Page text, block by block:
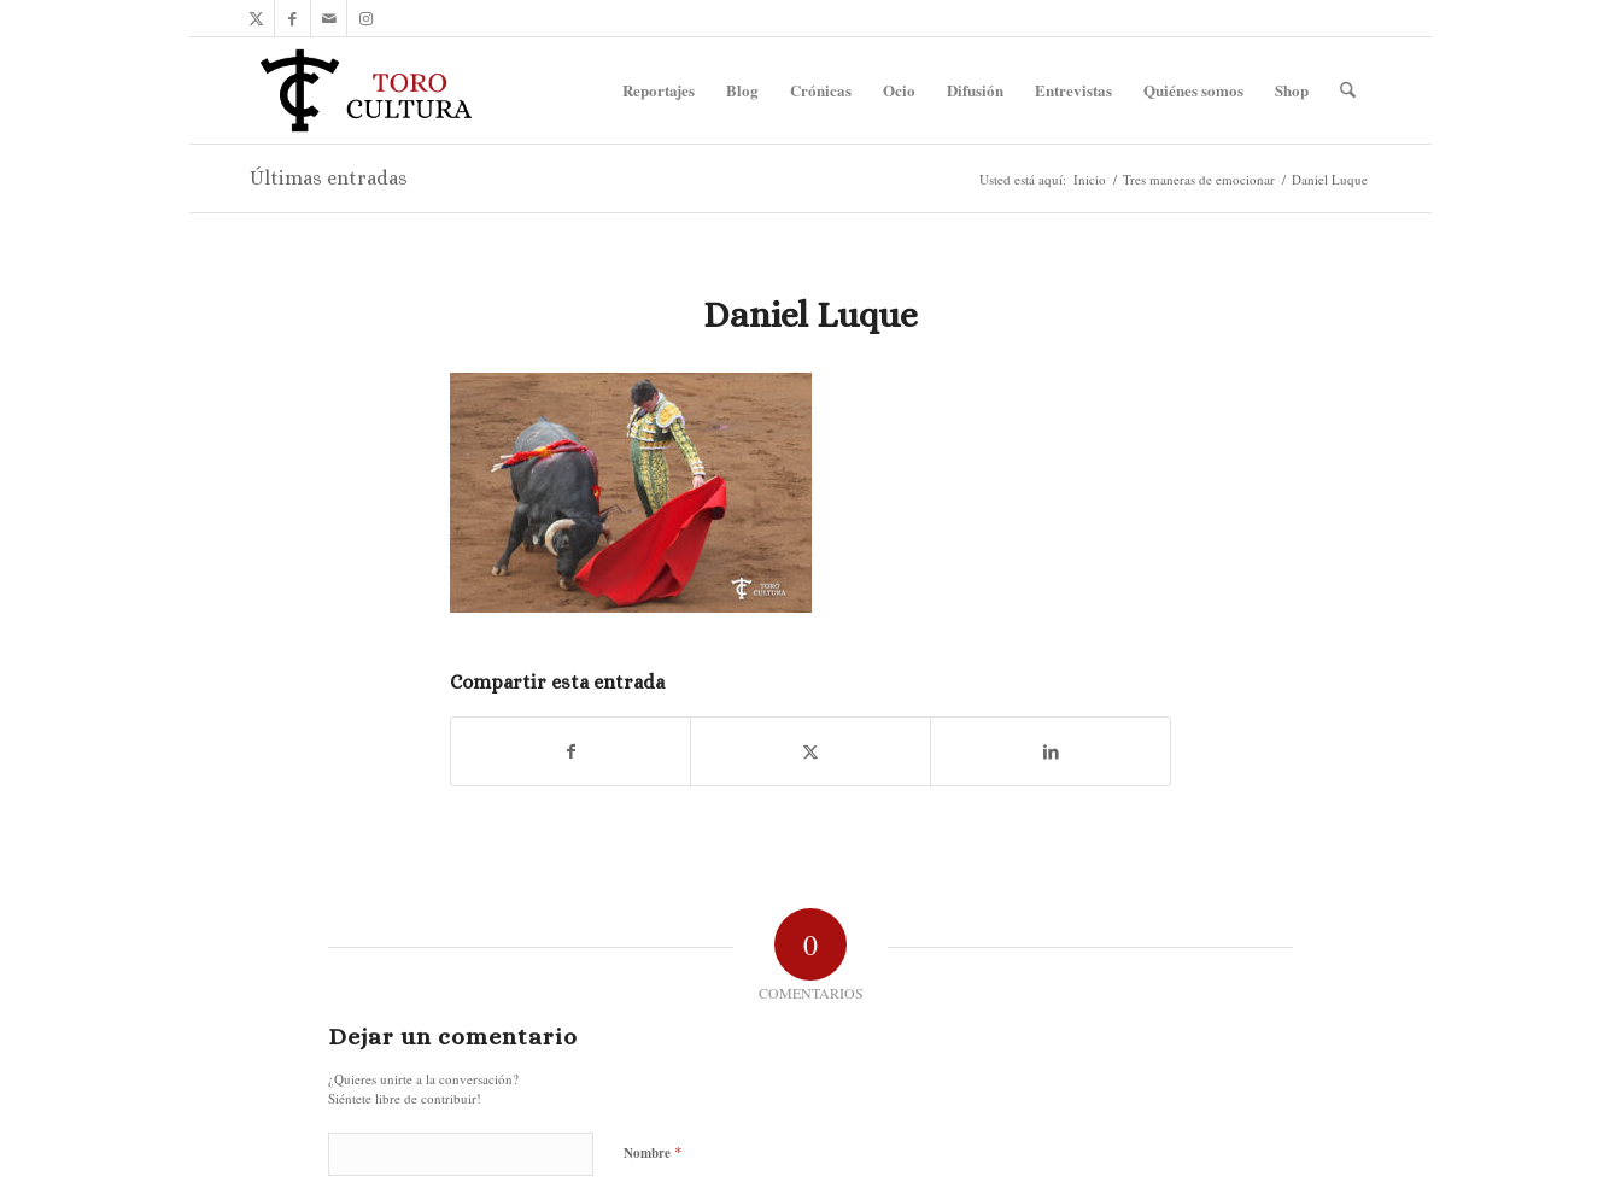
Reportajes Blog Crónicas Ocio Difusión Entrevistas Quiénes somos Shop
Últimas entradas Usted está aquí: Inicio / Tres maneras de emocionar / Daniel Luque
Daniel Luque
Compartir esta entrada
0
COMENTARIOS
Dejar un comentario
¿Quieres unirte a la conversación?
Siéntete libre de contribuir!
Nombre *